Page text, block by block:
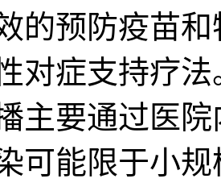
的预防疫苗
对症支持疗
主要通过医
可能限于小